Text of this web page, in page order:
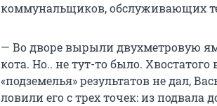
коммунальщиков, обслуживающих
— Во дворе вырыли двухметровую
кота. Но.. не тут-то было. Хвостатого
«подземелья» результатов не дал,
ловили его с трех точек: из подвала